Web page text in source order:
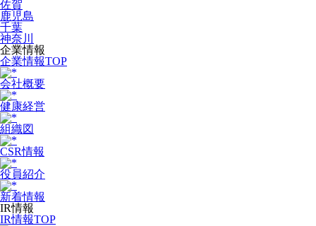
佐賀
鹿児島
千葉
神奈川
企業情報
企業情報TOP
会社概要
健康経営
組織図
CSR情報
役員紹介
新着情報
IR情報
IR情報TOP